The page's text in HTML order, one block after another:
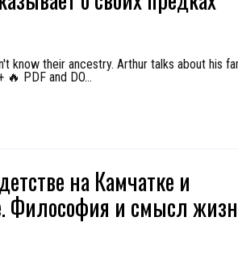
know their ancestry. Arthur talks about his
🔥 PDF and DO...
на Камчатке и
Философия и смысл